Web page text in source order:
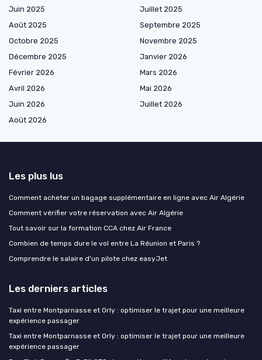
Juin 2025
Juillet 2025
Août 2025
Septembre 2025
Octobre 2025
Novembre 2025
Décembre 2025
Janvier 2026
Février 2026
Mars 2026
Avril 2026
Mai 2026
Juin 2026
Juillet 2026
Août 2026
Les plus lus
Comment acheter un bagage supplémentaire en ligne avec Air Algérie
Comment vérifier votre réservation avec Air Algérie
Tout savoir sur la formation CCA chez Air France
Combien de temps dure le vol entre La Réunion et Paris ?
Comprendre le salaire d'un pilote chez easyJet
Les derniers articles
Taxi entre Montparnasse et Orly : optimiser le trajet pour une meilleure
expérience passager
Taxi entre Montparnasse et Orly : optimiser le trajet pour une meilleure
expérience passager